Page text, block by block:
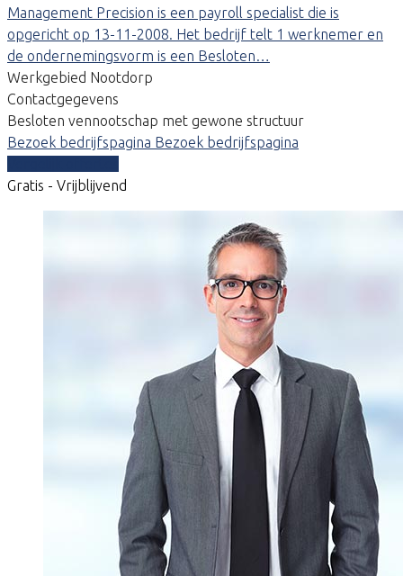
Management Precision is een payroll specialist die is
opgericht op 13-11-2008. Het bedrijf telt 1 werknemer en
de ondernemingsvorm is een Besloten…
Werkgebied Nootdorp
Contactgegevens
Besloten vennootschap met gewone structuur
Bezoek bedrijfspagina Bezoek bedrijfspagina
Gratis - Vrijblijvend